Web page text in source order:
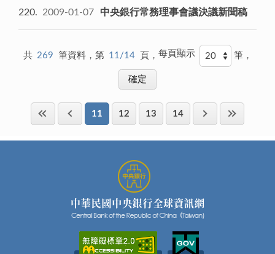
220 2009-01-07 中央銀行常務理事會議決議新聞稿
共 269 筆資料，第 11/14 頁， 每頁顯示 筆，
11 12 13 14